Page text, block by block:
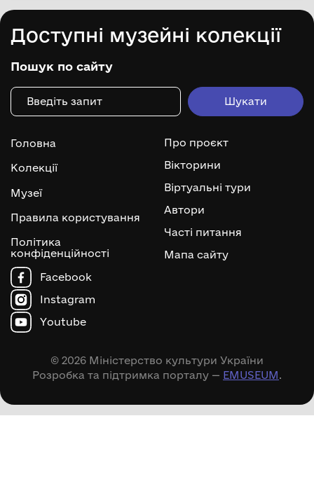
Доступні музейні колекції
Пошук по сайту
Головна
Колекції
Музеї
Правила користування
Політика
конфіденційності
Про проєкт
Вікторини
Віртуальні тури
Автори
Часті питання
Мапа сайту
Facebook
Instagram
Youtube
© 2026 Міністерство культури України
Розробка та підтримка порталу — EMUSEUM.